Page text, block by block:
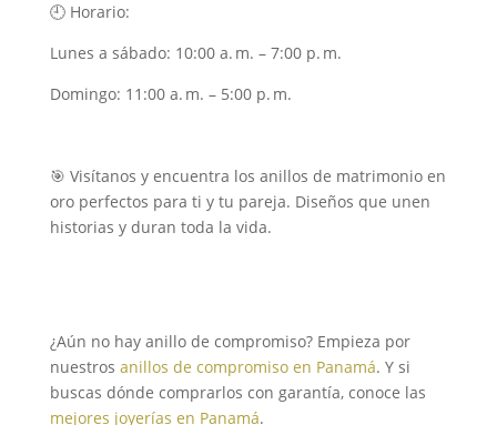
🕘 Horario:
Lunes a sábado: 10:00 a. m. – 7:00 p. m.
Domingo: 11:00 a. m. – 5:00 p. m.
🎯 Visítanos y encuentra los anillos de matrimonio en
oro perfectos para ti y tu pareja. Diseños que unen
historias y duran toda la vida.
¿Aún no hay anillo de compromiso? Empieza por
nuestros anillos de compromiso en Panamá. Y si
buscas dónde comprarlos con garantía, conoce las
mejores joyerías en Panamá.